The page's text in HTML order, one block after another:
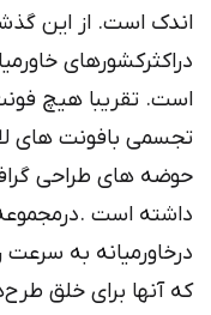
اندک است. از این
دراکثرکشورهای
است. تقریبا هیچ
تجسمی بافونت های
حوضه های طراحی
داشته است
درخاورمیانه به
که آنها برای خلق